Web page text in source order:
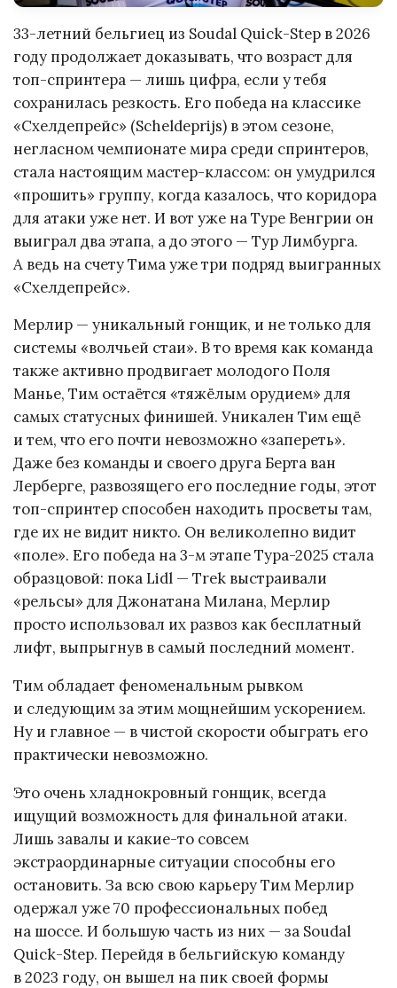
33-летний бельгиец из Soudal Quick-Step в 2026
году продолжает доказывать, что возраст для
топ-спринтера — лишь цифра, если у тебя
сохранилась резкость. Его победа на классике
«Схелдепрейс» (Scheldeprijs) в этом сезоне,
негласном чемпионате мира среди спринтеров,
стала настоящим мастер-классом: он умудрился
«прошить» группу, когда казалось, что коридора
для атаки уже нет. И вот уже на Туре Венгрии он
выиграл два этапа, а до этого — Тур Лимбурга.
А ведь на счету Тима уже три подряд выигранных
«Схелдепрейс».
Мерлир — уникальный гонщик, и не только для
системы «волчьей стаи». В то время как команда
также активно продвигает молодого Поля
Манье, Тим остаётся «тяжёлым орудием» для
самых статусных финишей. Уникален Тим ещё
и тем, что его почти невозможно «запереть».
Даже без команды и своего друга Берта ван
Лерберге, развозящего его последние годы, этот
топ-спринтер способен находить просветы там,
где их не видит никто. Он великолепно видит
«поле». Его победа на 3-м этапе Тура-2025 стала
образцовой: пока Lidl — Trek выстраивали
«рельсы» для Джонатана Милана, Мерлир
просто использовал их развоз как бесплатный
лифт, выпрыгнув в самый последний момент.
Тим обладает феноменальным рывком
и следующим за этим мощнейшим ускорением.
Ну и главное — в чистой скорости обыграть его
практически невозможно.
Это очень хладнокровный гонщик, всегда
ищущий возможность для финальной атаки.
Лишь завалы и какие-то совсем
экстраординарные ситуации способны его
остановить. За всю свою карьеру Тим Мерлир
одержал уже 70 профессиональных побед
на шоссе. И большую часть из них — за Soudal
Quick-Step. Перейдя в бельгийскую команду
в 2023 году, он вышел на пик своей формы